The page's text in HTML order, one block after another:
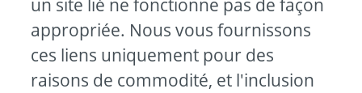
un site lié ne fonctionne pas de façon
appropriée. Nous vous fournissons
ces liens uniquement pour des
raisons de commodité, et l'inclusion